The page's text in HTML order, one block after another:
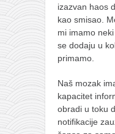
izazvan haos
kao smisao.
mi imamo
se dodaju u
primamo.
Naš mozak
kapacitet
obradi u toku
notifikacije